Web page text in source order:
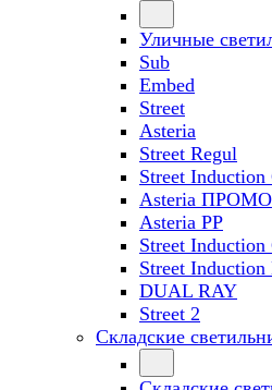
Уличные
Sub
Embed
Street
Asteria
Street Regul
Street Induction
Asteria ПРОМО
Asteria PP
Street Induction
Street Induction
DUAL RAY
Street 2
Складские